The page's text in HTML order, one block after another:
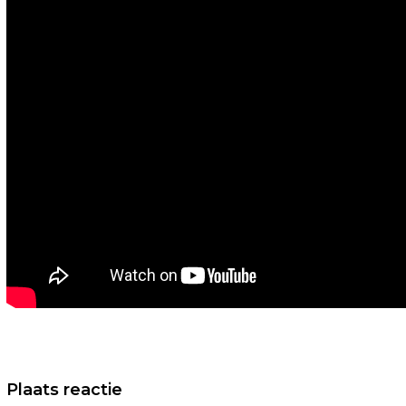
Vorig artikel
Plaats reactie